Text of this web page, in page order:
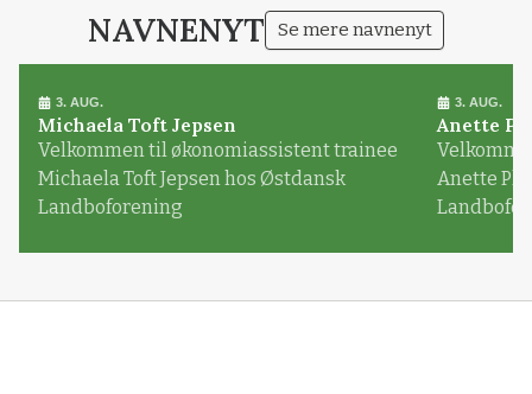
NAVNENYT Se mere navnenyt
3. AUG.
Michaela Toft Jepsen
Velkommen til økonomiassistent trainee
Michaela Toft Jepsen hos Østdansk
Landboforening
3. AUG.
Anette
Anette